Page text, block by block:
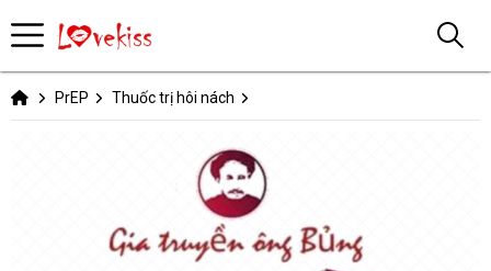
PrEP Thuốc trị hôi nách